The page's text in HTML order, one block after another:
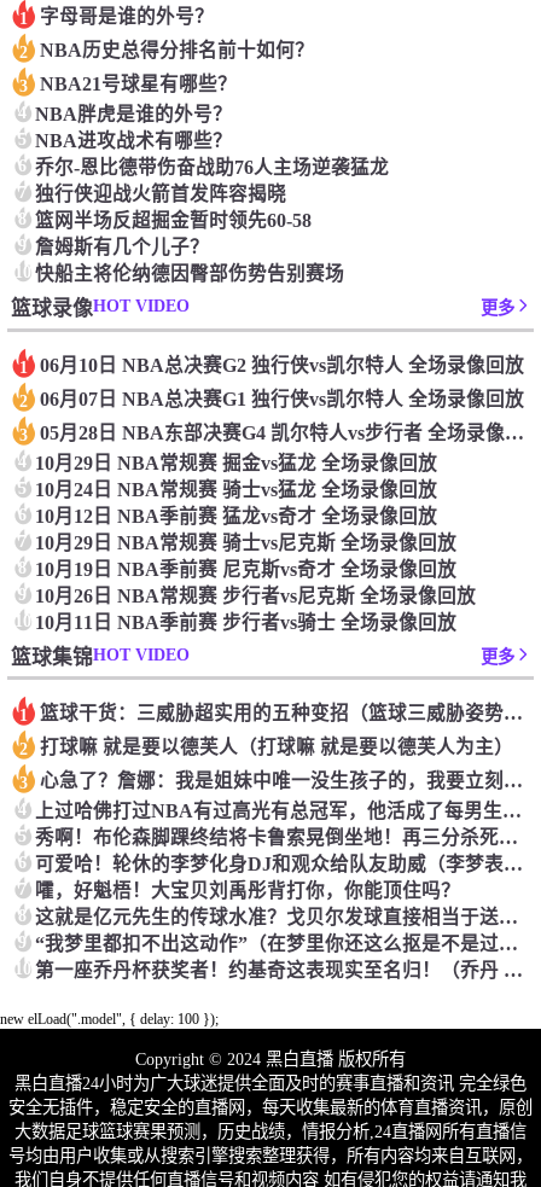
1 字母哥是谁的外号？
2 NBA历史总得分排名前十如何？
3 NBA21号球星有哪些？
4 NBA胖虎是谁的外号？
5 NBA进攻战术有哪些？
6 乔尔-恩比德带伤奋战助76人主场逆袭猛龙
7 独行侠迎战火箭首发阵容揭晓
8 篮网半场反超掘金暂时领先60-58
9 詹姆斯有几个儿子？
10快船主将伦纳德因臀部伤势告别赛场
篮球录像HOT VIDEO 更多
1 06月10日 NBA总决赛G2 独行侠vs凯尔特人 全场录像回放
2 06月07日 NBA总决赛G1 独行侠vs凯尔特人 全场录像回放
3 05月28日 NBA东部决赛G4 凯尔特人vs步行者 全场录像回放
4 10月29日 NBA常规赛 掘金vs猛龙 全场录像回放
5 10月24日 NBA常规赛 骑士vs猛龙 全场录像回放
6 10月12日 NBA季前赛 猛龙vs奇才 全场录像回放
7 10月29日 NBA常规赛 骑士vs尼克斯 全场录像回放
8 10月19日 NBA季前赛 尼克斯vs奇才 全场录像回放
9 10月26日 NBA常规赛 步行者vs尼克斯 全场录像回放
10 10月11日 NBA季前赛 步行者vs骑士 全场录像回放
篮球集锦HOT VIDEO 更多
1 篮球干货：三威胁超实用的五种变招（篮球三威胁姿势动作要领口诀）
2 打球嘛 就是要以德芙人（打球嘛 就是要以德芙人为主）
3 心急了？詹娜：我是姐妹中唯一没生孩子的，我要立刻马上生孩子！（詹娜二胎）
4 上过哈佛打过NBA有过高光有总冠军，他活成了每男生梦想中的样子（哈佛出来的nba球员）
5 秀啊！布伦森脚踝终结将卡鲁索晃倒坐地！再三分杀死比赛（布伦森集锦）
6 可爱哈！轮休的李梦化身DJ和观众给队友助威（李梦表演视频）
7 嚯，好魁梧！大宝贝刘禹彤背打你，你能顶住吗？
8 这就是亿元先生的传球水准？戈贝尔发球直接相当于送给对手了！（戈贝尔十佳球）
9 “我梦里都扣不出这动作”（在梦里你还这么抠是不是过分了）
10 第一座乔丹杯获奖者！约基奇这表现实至名归！（乔丹 约克）
new elLoad(".model", { delay: 100 });
Copyright © 2024 黑白直播 版权所有
黑白直播24小时为广大球迷提供全面及时的赛事直播和资讯 完全绿色
安全无插件，稳定安全的直播网，每天收集最新的体育直播资讯，原创
大数据足球篮球赛果预测，历史战绩，情报分析,24直播网所有直播信
号均由用户收集或从搜索引擎搜索整理获得，所有内容均来自互联网，
我们自身不提供任何直播信号和视频内容 如有侵犯您的权益请通知我